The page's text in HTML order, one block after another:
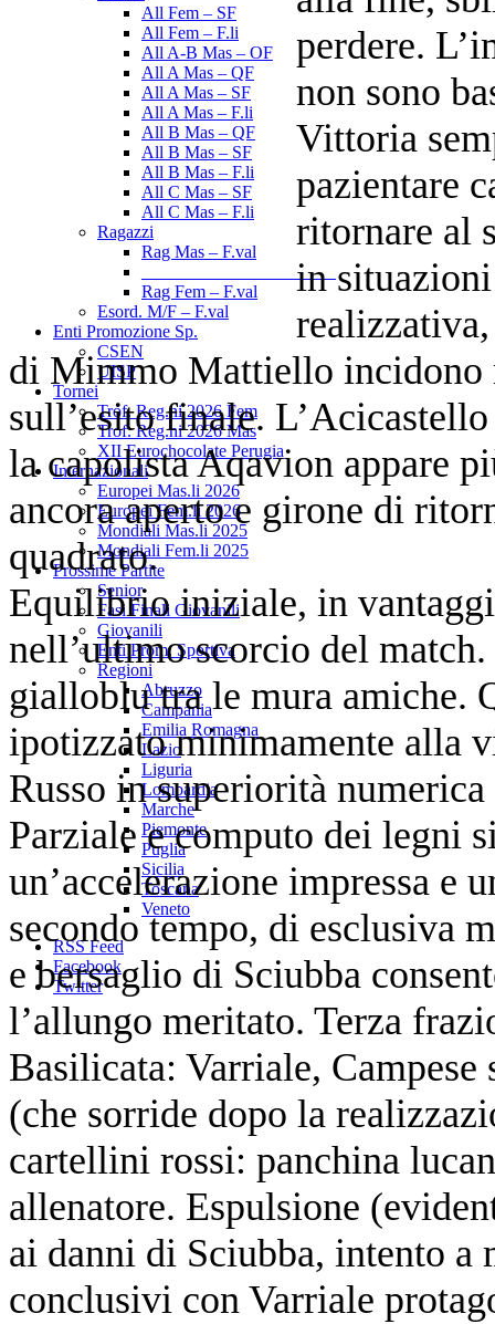
All Fem – SF
All Fem – F.li
All A-B Mas – OF
All A Mas – QF
All A Mas – SF
All A Mas – F.li
All B Mas – QF
All B Mas – SF
All B Mas – F.li
All C Mas – SF
All C Mas – F.li
Ragazzi
Rag Mas – F.val
______________________
Rag Fem – F.val
Esord. M/F – F.val
Enti Promozione Sp.
CSEN
UISP
Tornei
Trof. Reg.ni 2026 Fem
Trof. Reg.ni 2026 Mas
XII Eurochocolate Perugia
Internazionali
Europei Mas.li 2026
Europei Fem.li 2026
Mondiali Mas.li 2025
Mondiali Fem.li 2025
Prossime Partite
Senior
Fasi Finali Giovanili
Giovanili
Enti Prom. Sportiva
Regioni
Abruzzo
Campania
Emilia Romagna
Lazio
Liguria
Lombardia
Marche
Piemonte
Puglia
Sicilia
Toscana
Veneto
RSS Feed
Facebook
Twitter
perdere.
non sono
Vittoria
pazientare
ritornare al
in
realizzativa,
di Mimmo Mattiello incidono
sull’esito finale.
la capolista Aqavion appare
ancora aperto e girone di
quadrato.
Equilibrio iniziale, in
nell’ultimo scorcio del
gialloblu tra le mura amiche.
ipotizzato minimamente alla
Russo in superiorità
Parziale e computo dei legni
un’accelerazione impressa e
secondo tempo, di esclusiva
e bersaglio di Sciubba
l’allungo meritato. Terza
Basilicata: Varriale,
(che sorride dopo la
cartellini rossi: panchina
allenatore. Espulsione
ai danni di Sciubba, intento a
conclusivi con Varriale